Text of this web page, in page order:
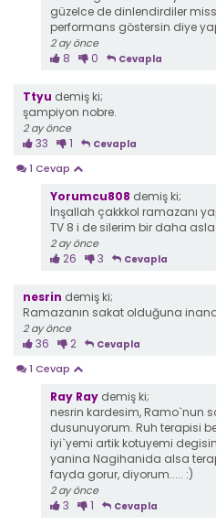
güzelce de dinlendirdiler
performans göstersin diye
2 ay önce
8 0 Cevapla
Ttyu demiş ki;
şampiyon nobre.
2 ay önce
33 1 Cevapla
1 Cevap
Yorumcu808 demiş ki;
İnşallah çakkkol ramazanı
TV 8 i de silerim bir daha
2 ay önce
26 3 Cevapla
nesrin demiş ki;
Ramazanın sakat olduğuna
2 ay önce
36 2 Cevapla
1 Cevap
Ray Ray demiş ki;
nesrin kardesim, Ramo`nun
dusunuyorum. Ruh terapisi
iyi`yemi artik kotuyemi
yanina Nagihanida alsa
fayda gorur, diyorum..... :)
2 ay önce
3 1 Cevapla